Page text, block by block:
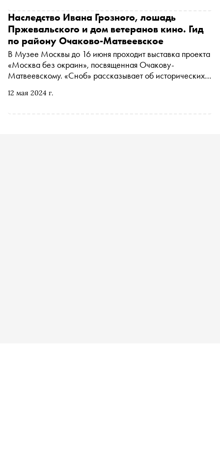
Александра Невского, а Иван Пырьев снимал
жизнерадостные комедии и фильм-предсказание «В 6
часов вечера после войны». В спецпроекте «Сноба»
«Стена Победы» — актеры и режиссеры, без которых
эту победу невозможно представить
12 мая 2024 г.
Наследство Ивана Грозного, лошадь
Пржевальского и дом ветеранов кино. Гид
по району Очаково-Матвеевское
В Музее Москвы до 16 июня проходит выставка проекта
«Москва без окраин», посвященная Очакову-
Матвеевскому. «Сноб» рассказывает об исторических
снимками и предметами из семейных архивов местных